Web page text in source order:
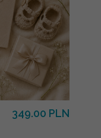
349.00 PLN